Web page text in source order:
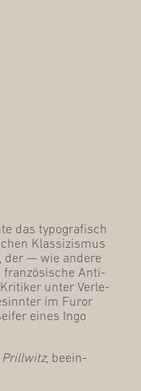
das typo­gra­fisch
Klas­si­zis­mus
der — wie ande­re
fran­zö­si­sche Anti­
unter Ver­le­
im Furor
eines Ingo
Pril­l­witz, beein­